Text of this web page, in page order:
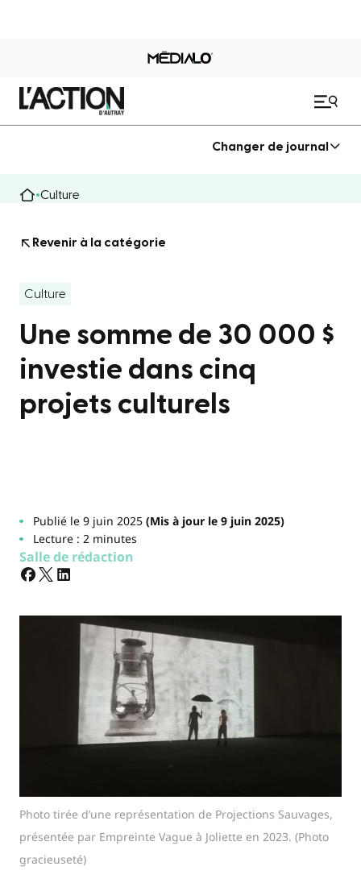
Changer de journal
Culture
Revenir à la catégorie
Culture
Une somme de 30 000 $
investie dans cinq
projets culturels
Publié le 9 juin 2025(Mis à jour le 9 juin 2025)
Lecture : 2 minutes
Salle de rédaction
Photo tirée d’une représentation de Projections Sauvages,
présentée par Empreinte Vague à Joliette en 2023. (Photo
gracieuseté)